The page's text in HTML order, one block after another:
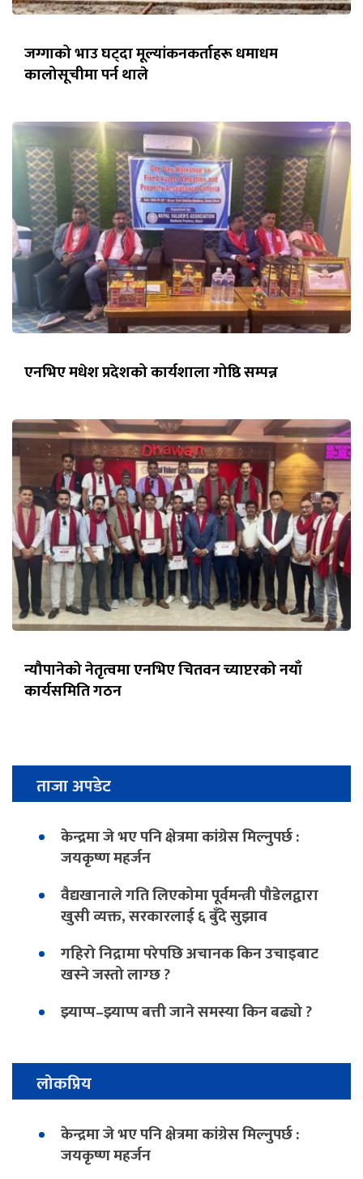
जग्गाको भाउ घट्दा मूल्यांकनकर्ताहरू धमाधम
कालोसूचीमा पर्न थाले
एनभिए मधेश प्रदेशको कार्यशाला गोष्ठि सम्पन्न
न्यौपानेको नेतृत्वमा एनभिए चितवन च्याप्टरको नयाँ
कार्यसमिति गठन
ताजा अपडेट
केन्द्रमा जे भए पनि क्षेत्रमा कांग्रेस मिल्नुपर्छ :
जयकृष्ण महर्जन
वैद्यखानाले गति लिएकोमा पूर्वमन्त्री पौडेलद्वारा
खुसी व्यक्त, सरकारलाई ६ बुँदे सुझाव
गहिरो निद्रामा परेपछि अचानक किन उचाइबाट
खस्ने जस्तो लाग्छ ?
झ्याप्प–झ्याप्प बत्ती जाने समस्या किन बढ्यो ?
लोकप्रिय
केन्द्रमा जे भए पनि क्षेत्रमा कांग्रेस मिल्नुपर्छ :
जयकृष्ण महर्जन